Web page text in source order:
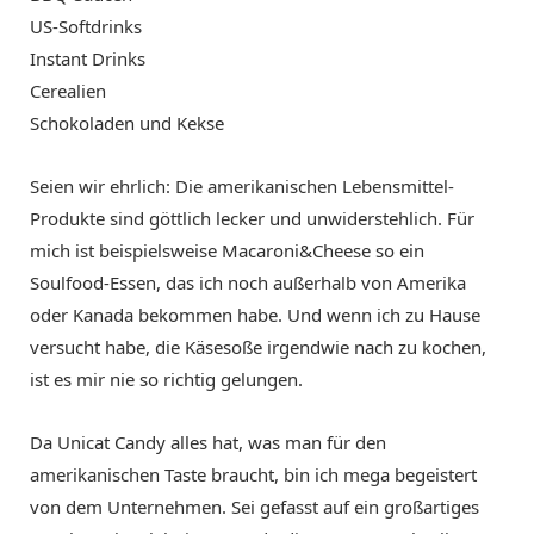
US-Softdrinks
Instant Drinks
Cerealien
Schokoladen und Kekse
Seien wir ehrlich: Die amerikanischen Lebensmittel-
Produkte sind göttlich lecker und unwiderstehlich. Für
mich ist beispielsweise Macaroni&Cheese so ein
Soulfood-Essen, das ich noch außerhalb von Amerika
oder Kanada bekommen habe. Und wenn ich zu Hause
versucht habe, die Käsesoße irgendwie nach zu kochen,
ist es mir nie so richtig gelungen.
Da Unicat Candy alles hat, was man für den
amerikanischen Taste braucht, bin ich mega begeistert
von dem Unternehmen. Sei gefasst auf ein großartiges